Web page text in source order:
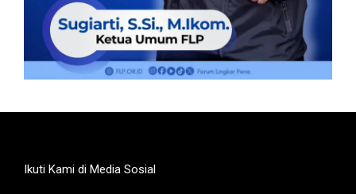
Ikuti Kami di Media Sosial